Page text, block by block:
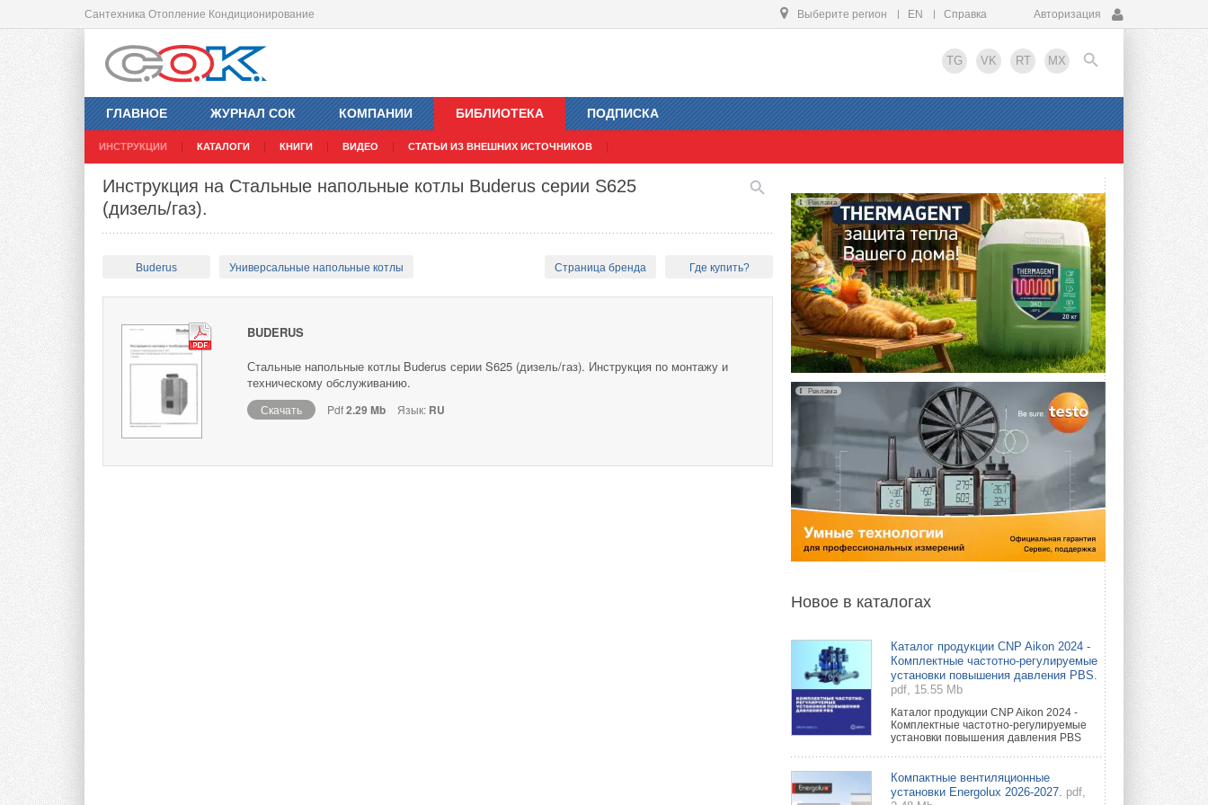
Сантехника Отопление Кондиционирование Выберите регион EN Справка Авторизация
TG VK RT MX
ГЛАВНОЕ ЖУРНАЛ СОК КОМПАНИИ БИБЛИОТЕКА
ИНСТРУКЦИИ КАТАЛОГИ КНИГИ ВИДЕО СТАТЬИ ИЗ ВНЕШНИХ ИСТОЧНИКОВ
ПОДПИСКА
EN
Инструкция на Стальные напольные котлы Buderus серии S625
(дизель/газ).
Buderus Универсальные напольные котлы Страница бренда Где купить?
BUDERUS
Стальные напольные котлы Buderus серии S625 (дизель/газ). Инструкция по монтажу и
техническому обслуживанию.
Скачать Pdf2.29 Mb Язык: RU
Реклама
Реклама
Новое в каталогах
Каталог продукции CNP Aikon 2024 -
Комплектные частотно-регулируемые
установки повышения давления PBS.
pdf, 15.55 Mb
Каталог продукции CNP Aikon 2024 -
Комплектные частотно-регулируемые
установки повышения давления PBS
Компактные вентиляционные
установки Energolux 2026-2027. pdf,